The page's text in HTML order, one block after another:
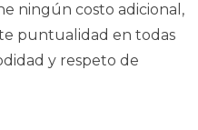
ningún costo adicional,
puntualidad en todas
y respeto de